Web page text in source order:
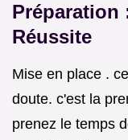
Préparation
Réussite
Mise en place .
doute. c'est la
prenez le temps